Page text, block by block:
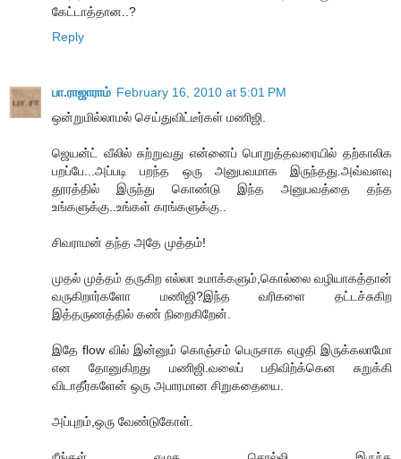
கேட்டாத்தான..?
Reply
பா.ராஜாராம் February 16, 2010 at 5:01 PM
ஒன்றுமில்லாமல் செய்துவிட்டீர்கள் மணிஜி.
ஜெயன்ட் வீலில் சுற்றுவது என்னைப் பொறுத்தவரையில் தற்காலிக
பறப்பே...அப்படி பறந்த ஒரு அனுபவமாக இருந்தது.அவ்வளவு
தூரத்தில் இருந்து கொண்டு இந்த அனுபவத்தை தந்த
உங்களுக்கு..உங்கள் கரங்களுக்கு..
சிவராமன் தந்த அதே முத்தம்!
முதல் முத்தம் தருகிற எல்லா உமாக்களும்,கொல்லை வழியாகத்தான்
வருகிறார்களோ மணிஜி?இந்த வரிகளை தட்டச்சுகிற
இத்தருணத்தில் கண் நிறைகிறேன்.
இதே flow வில் இன்னும் கொஞ்சம் பெருசாக எழுதி இருக்கலாமோ
என தோனுகிறது மணிஜி.வலைப் பதிவிற்க்கென சுறுக்கி
விடாதீர்களேன் ஒரு அபாரமான சிறுகதையை.
அப்புறம்,ஒரு வேண்டுகோள்.